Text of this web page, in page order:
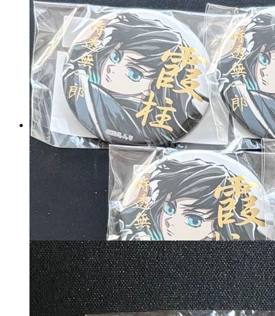
鬼滅の刃 全集中展 幕間画缶バ
ッジ 時透無一郎 弐 肆
マイストア在庫：
4445
税込
11890
カートに入れる